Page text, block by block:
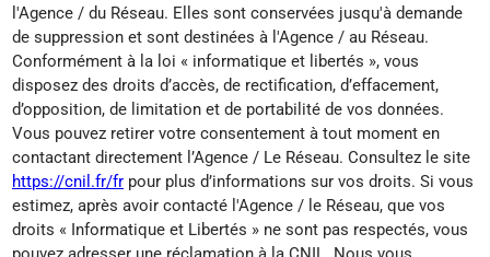
l'Agence / du Réseau. Elles sont conservées jusqu'à demande
de suppression et sont destinées à l'Agence / au Réseau.
Conformément à la loi « informatique et libertés », vous
disposez des droits d’accès, de rectification, d’effacement,
d’opposition, de limitation et de portabilité de vos données.
Vous pouvez retirer votre consentement à tout moment en
contactant directement l’Agence / Le Réseau. Consultez le site
https://cnil.fr/fr pour plus d’informations sur vos droits. Si vous
estimez, après avoir contacté l'Agence / le Réseau, que vos
droits « Informatique et Libertés » ne sont pas respectés, vous